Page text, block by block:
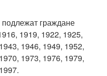
граждане
1919, 1922, 1925,
1946, 1949, 1952,
1973, 1976, 1979,